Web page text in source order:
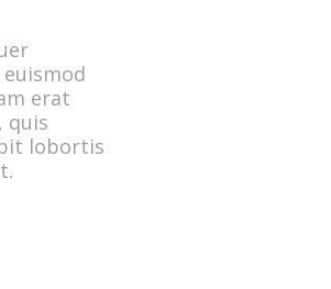
erat
quis
lobortis